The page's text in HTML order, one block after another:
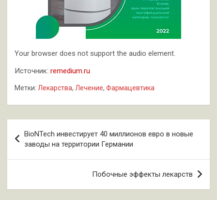
Your browser does not support the audio element.
Источник: remedium.ru
Метки: Лекарства, Лечение, Фармацевтика
по
записям
BioNTech инвестирует 40 миллионов евро в новые
заводы на территории Германии
Побочные эффекты лекарств